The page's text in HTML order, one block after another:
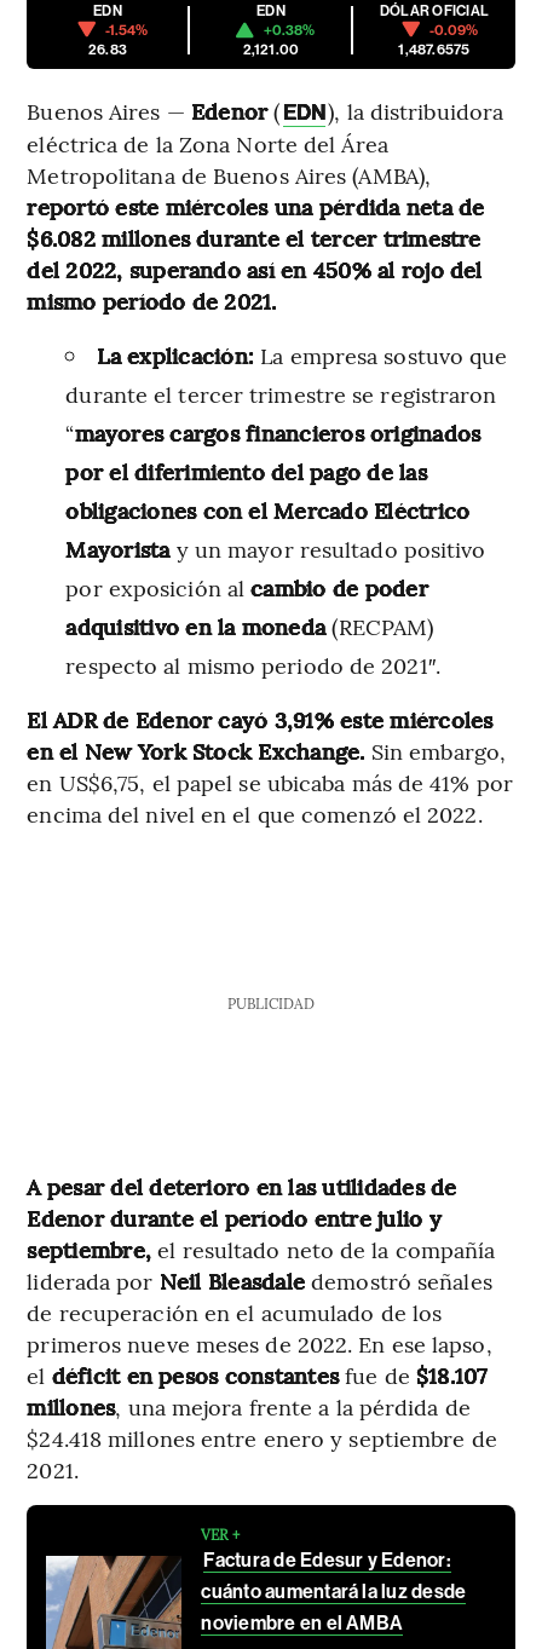
EDN
-1.54%
26.83
EDN
+0.38%
2,121.00
DÓLAR OFICIAL
-0.09%
1,487.6575
Buenos Aires — Edenor(EDN), la distribuidora
eléctrica de la Zona Norte del Área
Metropolitana de Buenos Aires (AMBA),
reportó este miércoles una pérdida neta de
$6.082 millones durante el tercer trimestre
del 2022, superando así en 450% al rojo del
mismo período de 2021.
La explicación: La empresa sostuvo que
durante el tercer trimestre se registraron
“mayores cargos financieros originados
por el diferimiento del pago de las
obligaciones con el Mercado Eléctrico
Mayoristay un mayor resultado positivo
por exposición alcambio de poder
adquisitivo en la moneda(RECPAM)
respecto al mismo periodo de 2021″.
El ADR de Edenor cayó 3,91% este miércoles
en el New York Stock Exchange. Sin embargo,
en US$6,75, el papel se ubicaba más de 41% por
encima del nivel en el que comenzó el 2022.
PUBLICIDAD
A pesar del deterioro en las utilidades de
Edenor durante el período entre julio y
septiembre,el resultado neto de la compañía
liderada por Neil Bleasdale demostró señales
de recuperación en el acumulado de los
primeros nueve meses de 2022. En ese lapso,
el déficit en pesos constantesfue de $18.107
millones, una mejora frente a la pérdida de
$24.418 millones entre enero y septiembre de
2021.
VER +
Factura de Edesur y Edenor:
cuánto aumentará la luz desde
noviembre en el AMBA